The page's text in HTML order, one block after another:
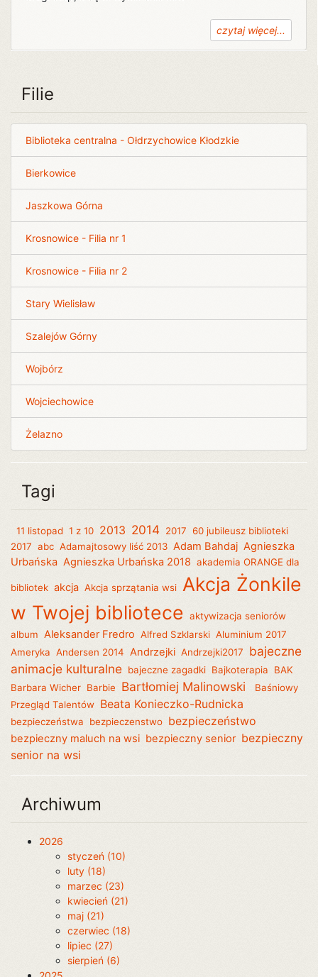
czytaj więcej...
Filie
Biblioteka centralna - Ołdrzychowice Kłodzkie
Bierkowice
Jaszkowa Górna
Krosnowice - Filia nr 1
Krosnowice - Filia nr 2
Stary Wielisław
Szalejów Górny
Wojbórz
Wojciechowice
Żelazno
Tagi
11 listopad 1 z 10 2013 2014 2017 60 jubileusz biblioteki
2017 abc Adamajtosowy liść 2013 Adam Bahdaj Agnieszka
Urbańska Agnieszka Urbańska 2018 akademia ORANGE dla
bibliotek akcja Akcja sprzątania wsi Akcja Żonkile
w Twojej bibliotece aktywizacja seniorów
album Aleksander Fredro Alfred Szklarski Aluminium 2017
Ameryka Andersen 2014 Andrzejki Andrzejki2017
bajeczne
animacje kulturalne bajeczne zagadki Bajkoterapia
BAK
Barbara Wicher Barbie Bartłomiej Malinowski
Baśniowy
Przegląd Talentów Beata Konieczko-Rudnicka
bezpieczeństwa bezpieczenstwo bezpieczeństwo
bezpieczny maluch na wsi bezpieczny senior bezpieczny
senior na wsi
Archiwum
2026
styczeń (10)
luty (18)
marzec (23)
kwiecień (21)
maj (21)
czerwiec (18)
lipiec (27)
sierpień (6)